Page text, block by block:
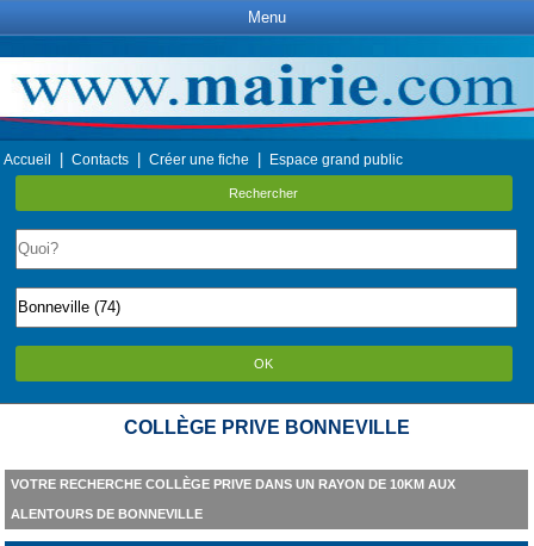
Menu
Accueil Contacts Créer une fiche Espace grand public
Rechercher
OK
COLLÈGE PRIVE BONNEVILLE
VOTRE RECHERCHE COLLÈGE PRIVE DANS UN RAYON DE 10KM AUX
ALENTOURS DE BONNEVILLE